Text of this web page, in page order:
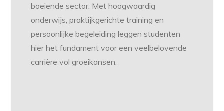
boeiende sector. Met hoogwaardig
onderwijs, praktijkgerichte training en
persoonlijke begeleiding leggen studenten
hier het fundament voor een veelbelovende
carrière vol groeikansen.